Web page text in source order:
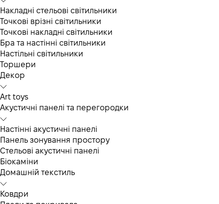
Накладні стельові світильники
Точкові врізні світильники
Точкові накладні світильники
Бра та настінні світильники
Настільні світильники
Торшери
Декор
Art toys
Акустичні панелі та перегородки
Настінні акустичні панелі
Панель зонування простору
Стельові акустичні панелі
Біокаміни
Домашній текстиль
Ковдри